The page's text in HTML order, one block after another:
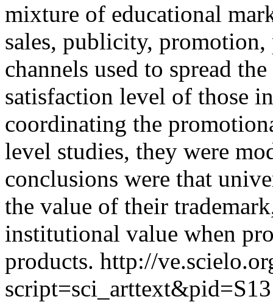
mixture of educational
sales, publicity,
channels used to spread
satisfaction level of those
coordinating the
level studies, they were
conclusions were that
the value of their
institutional value when
products. http://